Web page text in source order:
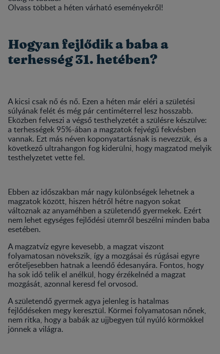
Olvass többet a héten várható eseményekről!
Hogyan fejlődik a baba a
terhesség 31. hetében?
A kicsi csak nő és nő. Ezen a héten már eléri a születési
súlyának felét és még pár centiméterrel lesz hosszabb.
Eközben felveszi a végső testhelyzetét a szülésre készülve:
a terhességek 95%-ában a magzatok fejvégű fekvésben
vannak. Ezt más néven koponyatartásnak is nevezzük, és a
következő ultrahangon fog kiderülni, hogy magzatod melyik
testhelyzetet vette fel.
Ebben az időszakban már nagy különbségek lehetnek a
magzatok között, hiszen hétről hétre nagyon sokat
változnak az anyaméhben a születendő gyermekek. Ezért
nem lehet egységes fejlődési ütemről beszélni minden baba
esetében.
A magzatvíz egyre kevesebb, a magzat viszont
folyamatosan növekszik, így a mozgásai és rúgásai egyre
erőteljesebben hatnak a leendő édesanyára. Fontos, hogy
ha sok idő telik el anélkül, hogy érzékelnéd a magzat
mozgását, azonnal keresd fel orvosod.
A születendő gyermek agya jelenleg is hatalmas
fejlődéseken megy keresztül. Körmei folyamatosan nőnek,
nem ritka, hogy a babák az ujjbegyen túl nyúló körmökkel
jönnek a világra.